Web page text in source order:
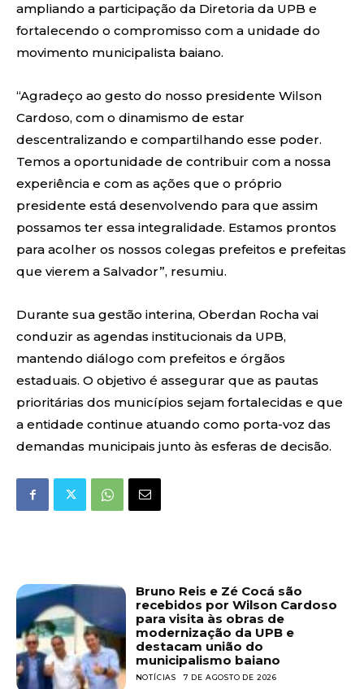
ampliando a participação da Diretoria da UPB e
fortalecendo o compromisso com a unidade do
movimento municipalista baiano.
“Agradeço ao gesto do nosso presidente Wilson
Cardoso, com o dinamismo de estar
descentralizando e compartilhando esse poder.
Temos a oportunidade de contribuir com a nossa
experiência e com as ações que o próprio
presidente está desenvolvendo para que assim
possamos ter essa integralidade. Estamos prontos
para acolher os nossos colegas prefeitos e prefeitas
que vierem a Salvador”, resumiu.
Durante sua gestão interina, Oberdan Rocha vai
conduzir as agendas institucionais da UPB,
mantendo diálogo com prefeitos e órgãos
estaduais. O objetivo é assegurar que as pautas
prioritárias dos municípios sejam fortalecidas e que
a entidade continue atuando como porta-voz das
demandas municipais junto às esferas de decisão.
Bruno Reis e Zé Cocá são
recebidos por Wilson Cardoso
para visita às obras de
modernização da UPB e
destacam união do
municipalismo baiano
NOTÍCIAS 7 DE AGOSTO DE 2026